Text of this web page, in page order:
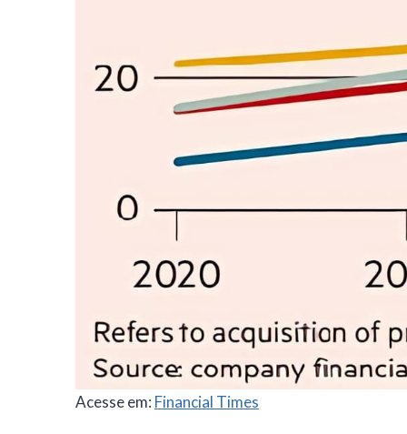
Acesse em: Financial Times